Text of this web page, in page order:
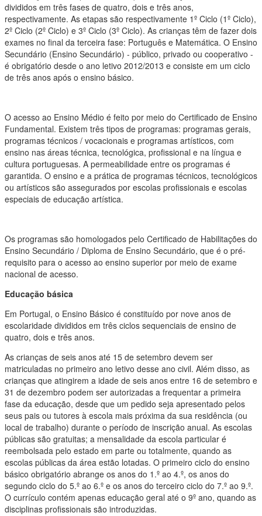
divididos em três fases de quatro, dois e três anos,
respectivamente. As etapas são respectivamente 1º Ciclo (1º Ciclo),
2º Ciclo (2º Ciclo) e 3º Ciclo (3º Ciclo). As crianças têm de fazer dois
exames no final da terceira fase: Português e Matemática. O Ensino
Secundário (Ensino Secundário) - público, privado ou cooperativo -
é obrigatório desde o ano letivo 2012/2013 e consiste em um ciclo
de três anos após o ensino básico.
O acesso ao Ensino Médio é feito por meio do Certificado de Ensino
Fundamental. Existem três tipos de programas: programas gerais,
programas técnicos / vocacionais e programas artísticos, com
ensino nas áreas técnica, tecnológica, profissional e na língua e
cultura portuguesas. A permeabilidade entre os programas é
garantida. O ensino e a prática de programas técnicos, tecnológicos
ou artísticos são assegurados por escolas profissionais e escolas
especiais de educação artística.
Os programas são homologados pelo Certificado de Habilitações do
Ensino Secundário / Diploma de Ensino Secundário, que é o pré-
requisito para o acesso ao ensino superior por meio de exame
nacional de acesso.
Educação básica
Em Portugal, o Ensino Básico é constituído por nove anos de
escolaridade divididos em três ciclos sequenciais de ensino de
quatro, dois e três anos.
As crianças de seis anos até 15 de setembro devem ser
matriculadas no primeiro ano letivo desse ano civil. Além disso, as
crianças que atingirem a idade de seis anos entre 16 de setembro e
31 de dezembro podem ser autorizadas a frequentar a primeira
fase da educação, desde que um pedido seja apresentado pelos
seus pais ou tutores à escola mais próxima da sua residência (ou
local de trabalho) durante o período de inscrição anual. As escolas
públicas são gratuitas; a mensalidade da escola particular é
reembolsada pelo estado em parte ou totalmente, quando as
escolas públicas da área estão lotadas. O primeiro ciclo do ensino
básico obrigatório abrange os anos do 1.º ao 4.º, os anos do
segundo ciclo do 5.º ao 6.º e os anos do terceiro ciclo do 7.º ao 9.º.
O currículo contém apenas educação geral até o 9º ano, quando as
disciplinas profissionais são introduzidas.